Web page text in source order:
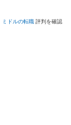
ミドルの転職 評判を確認